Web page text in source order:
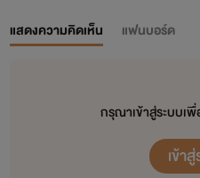
แสดงความคิดเห็น แฟนบอร์ด
กรุณาเข้าสู่ระบบเ
เข้า